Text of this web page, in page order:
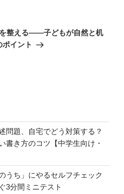
整える——子どもが自然と机
イント
問題、自宅でどう対策する？
書き方のコツ【中学生向け・
うち」にやるセルフチェック
3分間ミニテスト